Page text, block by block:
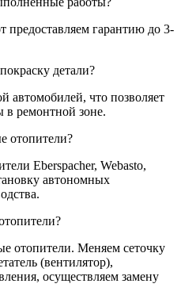
предоставляем гарантию до 3-
детали?
что позволяет
в ремонтной зоне.
отопители?
Eberspacher, Webasto,
автономных
отопители. Меняем сеточку
(вентилятор),
осуществляем замену